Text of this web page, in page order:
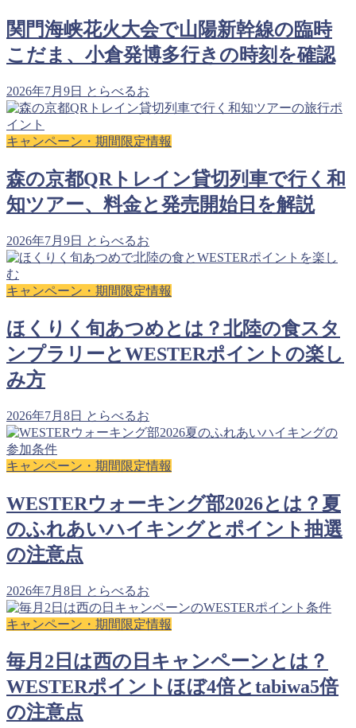
関門海峡花火大会で山陽新幹線の臨時
こだま、小倉発博多行きの時刻を確認
2026年7月9日 とらべるお
キャンペーン・期間限定情報
森の京都QRトレイン貸切列車で行く和
知ツアー、料金と発売開始日を解説
2026年7月9日 とらべるお
キャンペーン・期間限定情報
ほくりく旬あつめとは？北陸の食スタ
ンプラリーとWESTERポイントの楽し
み方
2026年7月8日 とらべるお
キャンペーン・期間限定情報
WESTERウォーキング部2026とは？夏
のふれあいハイキングとポイント抽選
の注意点
2026年7月8日 とらべるお
キャンペーン・期間限定情報
毎月2日は西の日キャンペーンとは？
WESTERポイントほぼ4倍とtabiwa5倍
の注意点